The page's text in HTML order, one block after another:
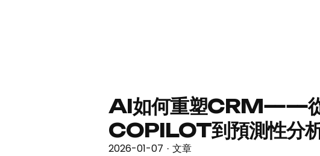
AI如何重塑CRM——
COPILOT到預測性分
2026-01-07 · 文章